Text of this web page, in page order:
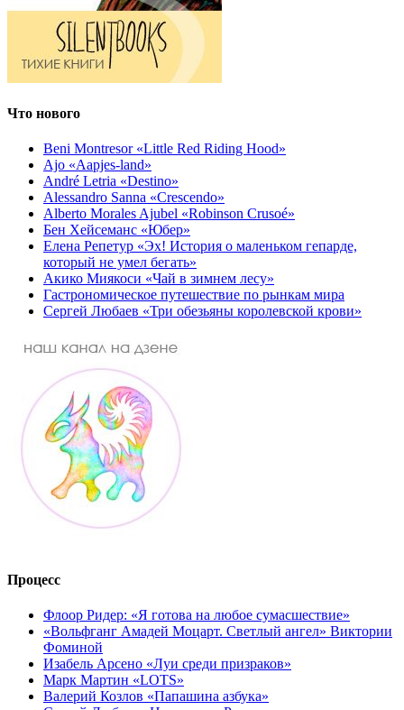
Что нового
Beni Montresor «Little Red Riding Hood»
Ajo «Aapjes-land»
André Letria «Destino»
Alessandro Sanna «Crescendo»
Alberto Morales Ajubel «Robinson Crusoé»
Бен Хейсеманс «Юбер»
Елена Репетур «Эх! История о маленьком гепарде,
который не умел бегать»
Акико Миякоси «Чай в зимнем лесу»
Гастрономическое путешествие по рынкам мира
Сергей Любаев «Три обезьяны королевской крови»
Процесс
Флоор Ридер: «Я готова на любое сумасшествие»
«Вольфганг Амадей Моцарт. Светлый ангел» Виктории
Фоминой
Изабель Арсено «Луи среди призраков»
Марк Мартин «LOTS»
Валерий Козлов «Папашина азбука»